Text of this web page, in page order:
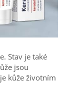
Stav je také
jsou
kůže životním